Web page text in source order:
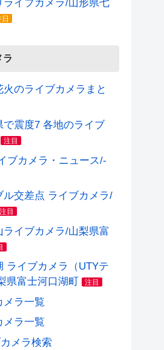
ライブカメラ/山形県七
ラ
のライブカメラまと
で震度7 各地のライブ
注目
ブカメラ・ニュース/-
ル交差点 ライブカメラ/
注目
イブカメラ/山梨県富
ライブカメラ（UTYテ
県富士河口湖町
注目
メラ一覧
メラ一覧
メラ検索